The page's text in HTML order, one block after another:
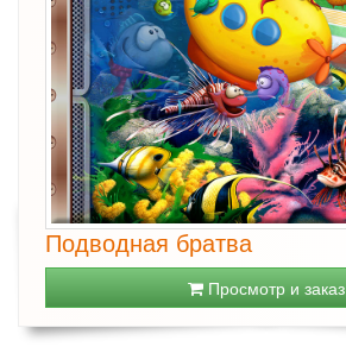
Подводная братва
Просмотр и заказ